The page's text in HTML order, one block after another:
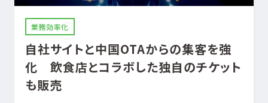
業務効率化
自社サイトと中国OTAからの集客を強
化 飲食店とコラボした独自のチケット
も販売